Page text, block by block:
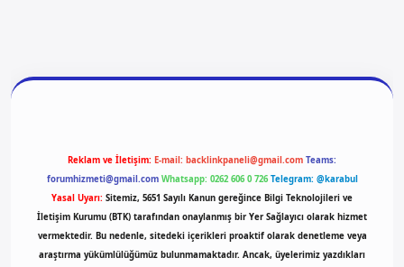
Reklam ve İletişim: E-mail: backlinkpaneli@gmail.com Teams:
forumhizmeti@gmail.com Whatsapp: 0262 606 0 726 Telegram: @karabul
Yasal Uyarı: Sitemiz, 5651 Sayılı Kanun gereğince Bilgi Teknolojileri ve
İletişim Kurumu (BTK) tarafından onaylanmış bir Yer Sağlayıcı olarak hizmet
vermektedir. Bu nedenle, sitedeki içerikleri proaktif olarak denetleme veya
araştırma yükümlülüğümüz bulunmamaktadır. Ancak, üyelerimiz yazdıkları